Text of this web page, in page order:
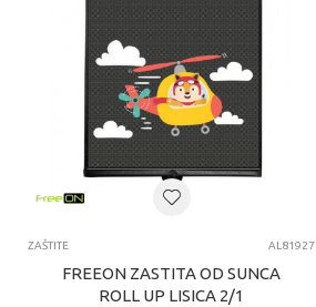
ZAŠTITE AL81927
FREEON ZASTITA OD SUNCA
ROLL UP LISICA 2/1